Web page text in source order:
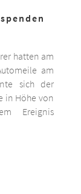
hatten am
am
sich der
in Höhe von
Ereignis